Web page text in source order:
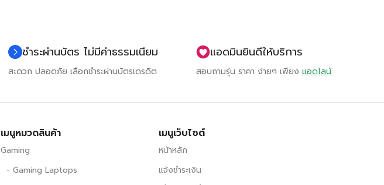
ชำระผ่านบัตร ไม่มีค่าธรรมเนียม
สะดวก ปลอดภัย เลือกชำระผ่านบัตรเดรดิต
แอดมินยินดีให้บริการ
สอบถามรุ่น ราคา ง่ายๆ เพียง แอดไลน์
เมนูหมวดสินค้า
Gaming
- Gaming Laptops
เมนูเว็บไซต์
หน้าหลัก
แจ้งชำระเงิน